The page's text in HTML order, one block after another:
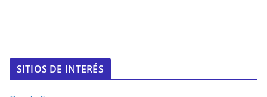
SITIOS DE INTERÉS